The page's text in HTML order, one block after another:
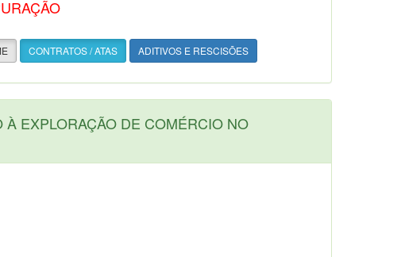
CONTRATOS / ATAS ADITIVOS E RESCISÕES
EXPLORAÇÃO DE COMÉRCIO NO